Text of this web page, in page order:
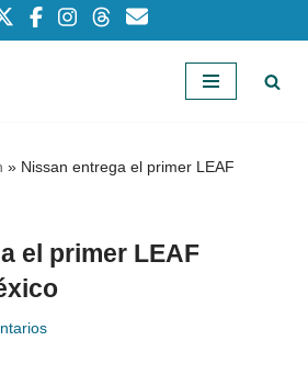
» Nissan entrega el primer LEAF
el primer LEAF